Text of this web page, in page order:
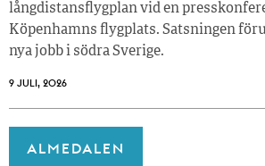
långdistansflygplan vid en
Köpenhamns flygplats. Satsningen
nya jobb i södra Sverige.
9 JULI, 2026
ALMEDALEN